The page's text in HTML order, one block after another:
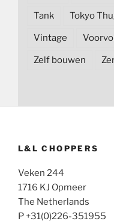
Tank Tokyo
Vintage
Zelf bouwen
L&L CHOPPERS
Veken 244
1716 KJ Opmeer
The Netherlands
P +31(0)226-351955